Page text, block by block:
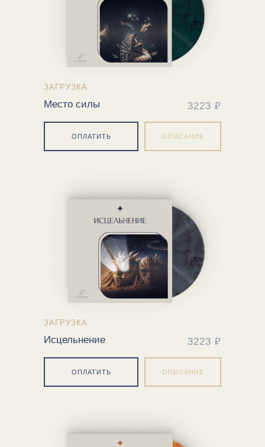
ЗАГРУЗКА
Место силы 3223 ₽
ОПЛАТИТЬ ОПИСАНИЕ
ЗАГРУЗКА
Исцельнение 3223 ₽
ОПЛАТИТЬ ОПИСАНИЕ